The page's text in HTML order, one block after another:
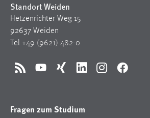
Standort Weiden
Hetzenrichter Weg 15
92637 Weiden
Tel +49 (9621) 482-0
RSS YouTubeXing LinkedInInstagramFacebook
Fragen zum Studium